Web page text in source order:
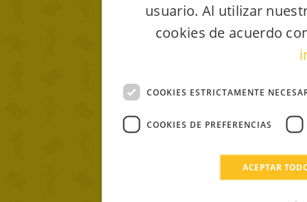
usuario. Al utilizar
cookies de acuerdo
COOKIES ESTRICTAMENTE
COOKIES DE PREFERENCIAS
ACEPTAR